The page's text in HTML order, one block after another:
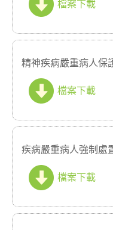
檔案下載
精神疾病嚴重病人保
檔案下載
疾病嚴重病人強制處
檔案下載